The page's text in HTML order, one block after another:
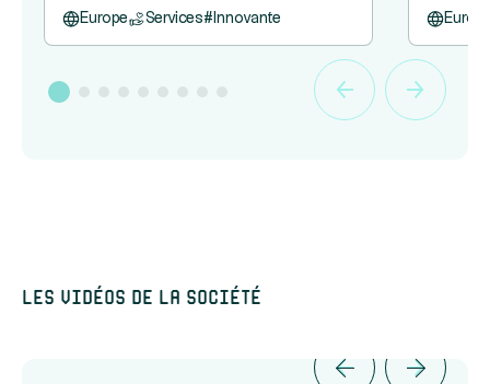
Europe Services# Innovante
Les vidéos de la société